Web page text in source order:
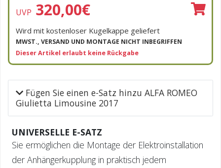
UVP 320,00€
Wird mit kostenloser Kugelkappe geliefert
MWST., VERSAND UND MONTAGE NICHT INBEGRIFFEN
Dieser Artikel erlaubt keine Rückgabe
Fügen Sie einen e-Satz hinzu ALFA ROMEO
Giulietta Limousine 2017
UNIVERSELLE E-SATZ
Sie ermöglichen die Montage der Elektroinstallation
der Anhängerkupplung in praktisch jedem